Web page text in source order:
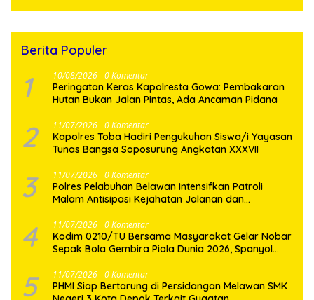
Berita Populer
1 10/08/2026 0 Komentar
Peringatan Keras Kapolresta Gowa: Pembakaran
Hutan Bukan Jalan Pintas, Ada Ancaman Pidana
2 11/07/2026 0 Komentar
Kapolres Toba Hadiri Pengukuhan Siswa/i Yayasan
Tunas Bangsa Soposurung Angkatan XXXVII
3 11/07/2026 0 Komentar
Polres Pelabuhan Belawan Intensifkan Patroli
Malam Antisipasi Kejahatan Jalanan dan
4 11/07/2026 0 Komentar
Kodim 0210/TU Bersama Masyarakat Gelar Nobar
Sepak Bola Gembira Piala Dunia 2026, Spanyol
5 11/07/2026 0 Komentar
PHMI Siap Bertarung di Persidangan Melawan SMK